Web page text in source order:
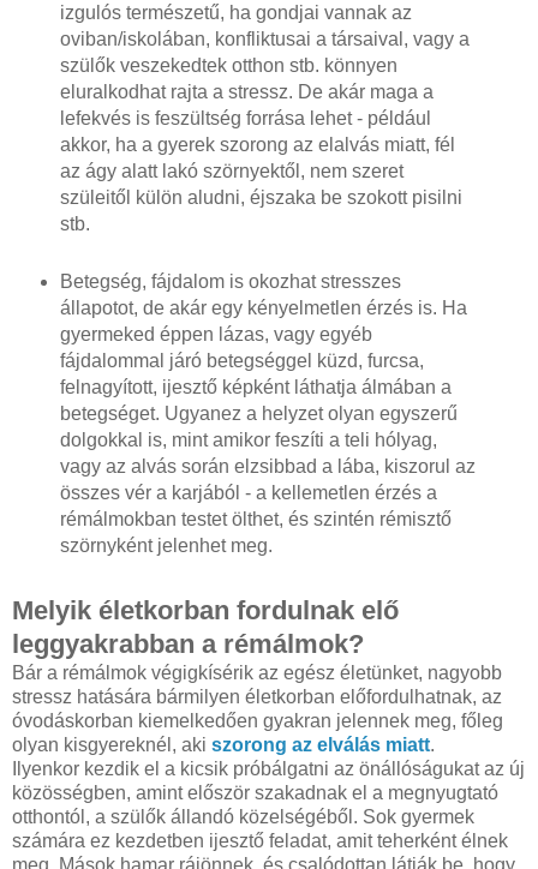
izgulós természetű, ha gondjai vannak az
oviban/iskolában, konfliktusai a társaival, vagy a
szülők veszekedtek otthon stb. könnyen
eluralkodhat rajta a stressz. De akár maga a
lefekvés is feszültség forrása lehet - például
akkor, ha a gyerek szorong az elalvás miatt, fél
az ágy alatt lakó szörnyektől, nem szeret
szüleitől külön aludni, éjszaka be szokott pisilni
stb.
Betegség, fájdalom is okozhat stresszes
állapotot, de akár egy kényelmetlen érzés is. Ha
gyermeked éppen lázas, vagy egyéb
fájdalommal járó betegséggel küzd, furcsa,
felnagyított, ijesztő képként láthatja álmában a
betegséget. Ugyanez a helyzet olyan egyszerű
dolgokkal is, mint amikor feszíti a teli hólyag,
vagy az alvás során elzsibbad a lába, kiszorul az
összes vér a karjából - a kellemetlen érzés a
rémálmokban testet ölthet, és szintén rémisztő
szörnyként jelenhet meg.
Melyik életkorban fordulnak elő
leggyakrabban a rémálmok?
Bár a rémálmok végigkísérik az egész életünket, nagyobb
stressz hatására bármilyen életkorban előfordulhatnak, az
óvodáskorban kiemelkedően gyakran jelennek meg, főleg
olyan kisgyereknél, aki szorong az elválás miatt.
Ilyenkor kezdik el a kicsik próbálgatni az önállóságukat az új
közösségben, amint először szakadnak el a megnyugtató
otthontól, a szülők állandó közelségéből. Sok gyermek
számára ez kezdetben ijesztő feladat, amit teherként élnek